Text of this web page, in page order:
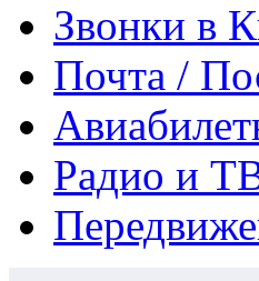
Звонки в
Почта /
Радио и